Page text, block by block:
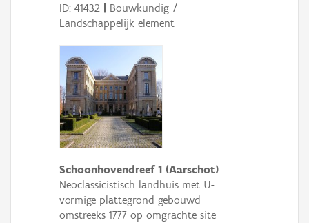
ID: 41432
Bouwkundig /
Landschappelijk element
Schoonhovendreef 1 (Aarschot)
Neoclassicistisch landhuis met U-
vormige plattegrond gebouwd
omstreeks 1777 op omgrachte site